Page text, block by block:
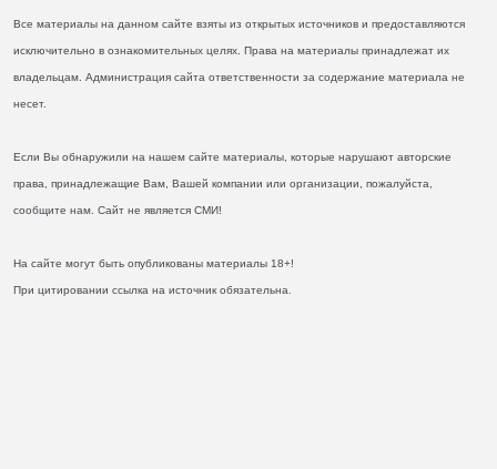
Все материалы на данном сайте взяты из открытых источников и предоставляются
исключительно в ознакомительных целях. Права на материалы принадлежат их
владельцам. Администрация сайта ответственности за содержание материала не
несет.
Если Вы обнаружили на нашем сайте материалы, которые нарушают авторские
права, принадлежащие Вам, Вашей компании или организации, пожалуйста,
сообщите нам. Сайт не является СМИ!
На сайте могут быть опубликованы материалы 18+!
При цитировании ссылка на источник обязательна.